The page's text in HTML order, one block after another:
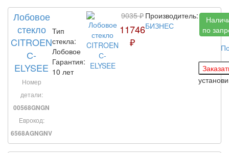
Лобовое
стекло
CITROEN
С-
ELYSEE
Номер
детали:
00568GNGN
Еврокод:
6568AGNGNV
Тип
стекла:
Лобовое
Гарантия:
10 лет
9035 ₽
11746
₽
Производитель:
БИЗНЕС
по